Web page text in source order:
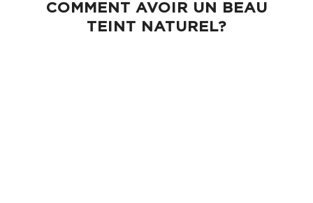
COMMENT AVOIR UN BEAU
TEINT NATUREL?